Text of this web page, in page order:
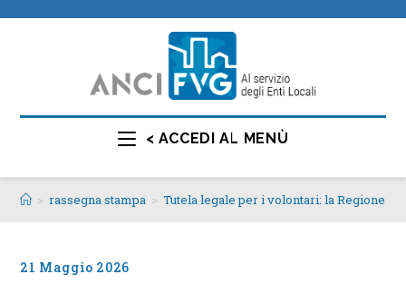
< ACCEDI AL MENÙ
> rassegna stampa > Tutela legale per i volontari: la Regione
21 Maggio 2026